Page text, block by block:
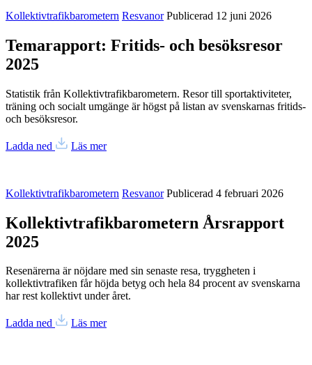
Kollektivtrafikbarometern Resvanor Publicerad 12 juni 2026
Temarapport: Fritids- och besöksresor
2025
Statistik från Kollektivtrafikbarometern. Resor till sportaktiviteter,
träning och socialt umgänge är högst på listan av svenskarnas fritids-
och besöksresor.
Ladda ned Läs mer
Kollektivtrafikbarometern Resvanor Publicerad 4 februari 2026
Kollektivtrafikbarometern Årsrapport
2025
Resenärerna är nöjdare med sin senaste resa, tryggheten i
kollektivtrafiken får höjda betyg och hela 84 procent av svenskarna
har rest kollektivt under året.
Ladda ned Läs mer